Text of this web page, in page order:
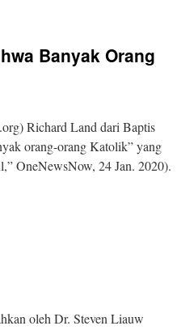
Banyak Orang
Richard Land dari Baptis
orang-orang Katolik” yang
OneNewsNow, 24 Jan. 2020).
oleh Dr. Steven Liauw